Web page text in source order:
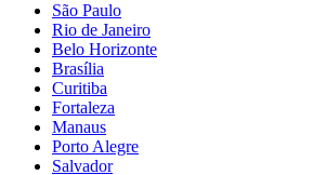
São Paulo
Rio de Janeiro
Belo Horizonte
Brasília
Curitiba
Fortaleza
Manaus
Porto Alegre
Salvador